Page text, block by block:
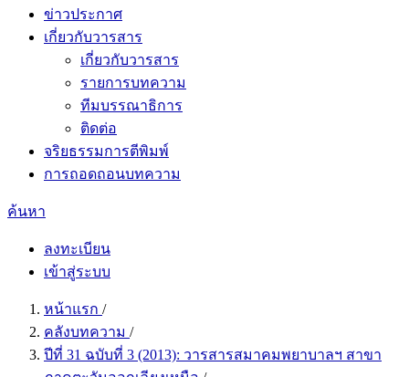
ข่าวประกาศ
เกี่ยวกับวารสาร
เกี่ยวกับวารสาร
รายการบทความ
ทีมบรรณาธิการ
ติดต่อ
จริยธรรมการตีพิมพ์
การถอดถอนบทความ
ค้นหา
ลงทะเบียน
เข้าสู่ระบบ
หน้าแรก /
คลังบทความ /
ปีที่ 31 ฉบับที่ 3 (2013): วารสารสมาคมพยาบาลฯ สาขา